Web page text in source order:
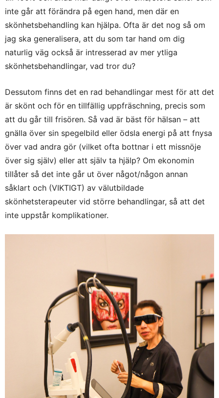
inte går att förändra på egen hand, men där en
skönhetsbehandling kan hjälpa. Ofta är det nog så om
jag ska generalisera, att du som tar hand om dig
naturlig väg också är intresserad av mer ytliga
skönhetsbehandlingar, vad tror du?
Dessutom finns det en rad behandlingar mest för att det
är skönt och för en tillfällig uppfräschning, precis som
att du går till frisören. Så vad är bäst för hälsan – att
gnälla över sin spegelbild eller ödsla energi på att fnysa
över vad andra gör (vilket ofta bottnar i ett missnöje
över sig själv) eller att själv ta hjälp? Om ekonomin
tillåter så det inte går ut över något/någon annan
såklart och (VIKTIGT) av välutbildade
skönhetsterapeuter vid större behandlingar, så att det
inte uppstår komplikationer.